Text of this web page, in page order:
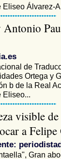
Álvarez-
de
Ortega y
b de la Real
Eliseo...
visible
a
Gran